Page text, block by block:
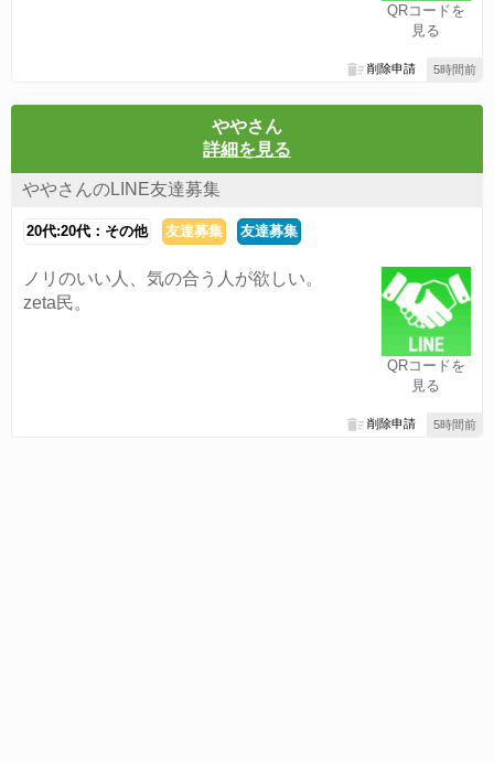
QRコードを
見る
5時間前
削除申請
ややさん
詳細を見る
ややさんのLINE友達募集
20代:20代：その他 友達募集 友達募集
QRコードを
見る
ノリのいい人、気の合う人が欲しい。
zeta民。
5時間前
削除申請